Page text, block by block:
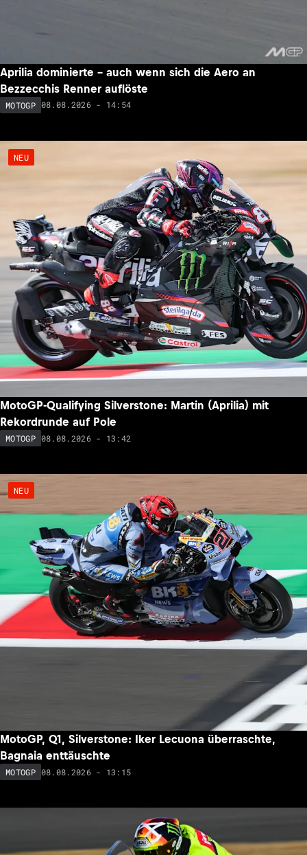
Aprilia dominierte – auch wenn sich die Aero an
Bezzecchis Renner auflöste
MOTOGP 08.08.2026 - 14:54
NEU
MotoGP-Qualifying Silverstone: Martin (Aprilia) mit
Rekordrunde auf Pole
MOTOGP 08.08.2026 - 13:42
NEU
MotoGP, Q1, Silverstone: Iker Lecuona überraschte,
Bagnaia enttäuschte
MOTOGP 08.08.2026 - 13:15